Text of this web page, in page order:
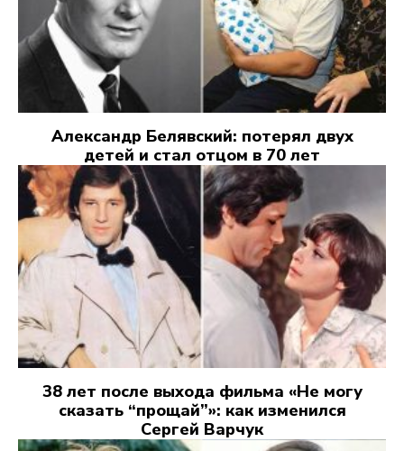
Александр Белявский: потерял двух
детей и стал отцом в 70 лет
38 лет после выхода фильма «Не могу
сказать “прощай”»: как изменился
Сергей Варчук